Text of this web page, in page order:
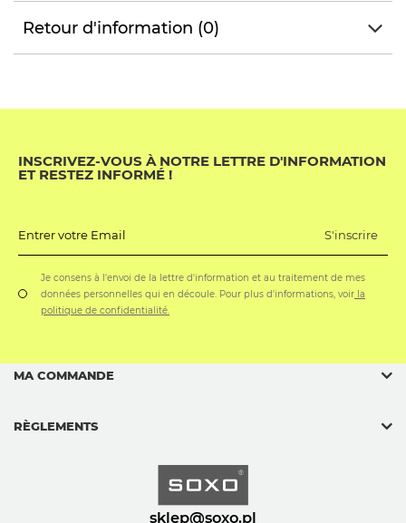
Retour d'information (0)
INSCRIVEZ-VOUS À NOTRE LETTRE D'INFORMATION
ET RESTEZ INFORMÉ !
Entrer votre Email S'inscrire
Je consens à l'envoi de la lettre d'information et au traitement de mes
données personnelles qui en découle. Pour plus d'informations, voir la
politique de confidentialité.
sklep@soxo.pl
MA COMMANDE
RÈGLEMENTS